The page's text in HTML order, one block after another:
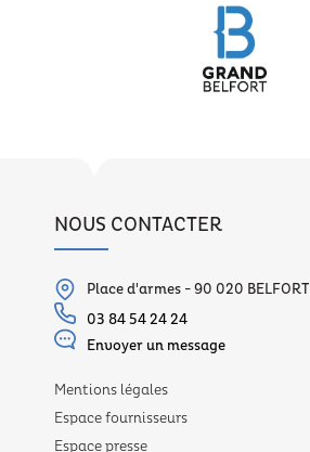
NOUS CONTACTER
Place d'armes - 90 020 BELFORT
03 84 54 24 24
Envoyer un message
Mentions légales
Espace fournisseurs
Espace presse